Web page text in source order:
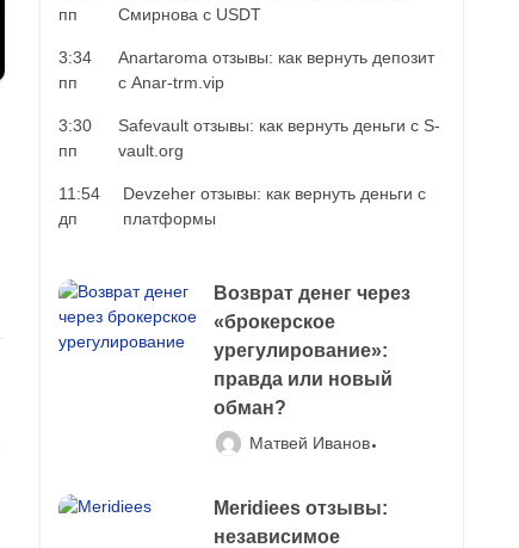
пп
Смирнова с USDT
3:34
пп
Anartaroma отзывы: как вернуть депозит
с Anar-trm.vip
3:30
пп
Safevault отзывы: как вернуть деньги с S-
vault.org
11:54
дп
Devzeher отзывы: как вернуть деньги с
платформы
Возврат денег через
«брокерское
урегулирование»:
правда или новый
обман?
Матвей Иванов
Meridiees отзывы:
независимое